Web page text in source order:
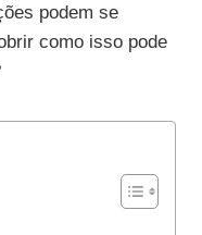
podem se
como isso pode